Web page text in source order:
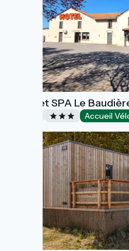
Hôtel et SPA Le
Accueil